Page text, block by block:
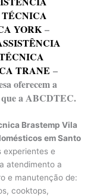
YORK–
TRANE –
oferecem a
que a ABCDTEC.
Brastemp Vila
em Santo
experientes e
atendimento a
e manutenção de:
cooktops,